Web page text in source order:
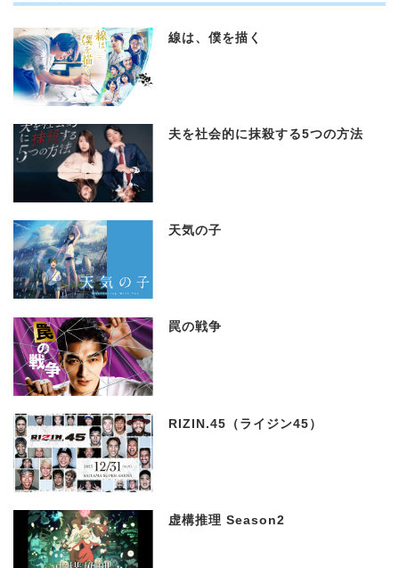
線は、僕を描く
夫を社会的に抹殺する5つの方法
天気の子
罠の戦争
RIZIN.45（ライジン45）
虚構推理 Season2